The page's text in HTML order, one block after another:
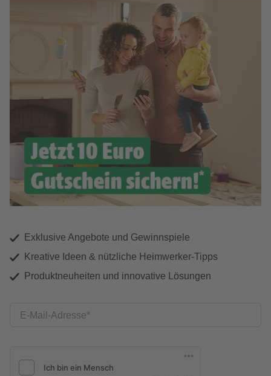
Exklusive Angebote und Gewinnspiele
Kreative Ideen & nützliche Heimwerker-Tipps
Produktneuheiten und innovative Lösungen
E-Mail-Adresse